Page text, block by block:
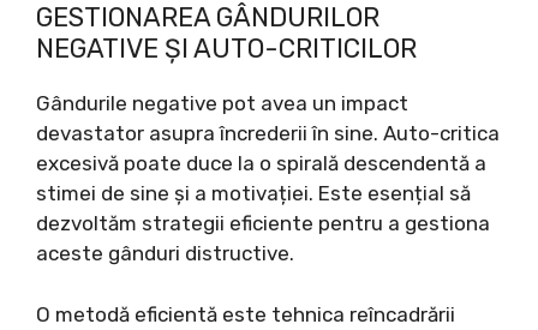
GESTIONAREA GÂNDURILOR
NEGATIVE ȘI AUTO-CRITICILOR
Gândurile negative pot avea un impact
devastator asupra încrederii în sine. Auto-critica
excesivă poate duce la o spirală descendentă a
stimei de sine și a motivației. Este esențial să
dezvoltăm strategii eficiente pentru a gestiona
aceste gânduri distructive.
O metodă eficientă este tehnica reîncadrării